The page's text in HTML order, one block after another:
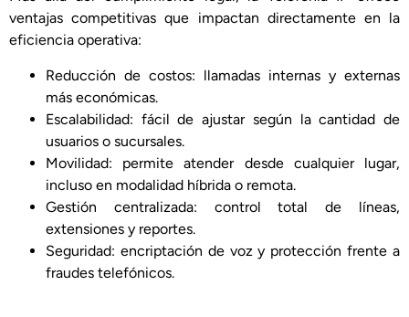
ventajas competitivas que impactan directamente en la
eficiencia operativa:
Reducción de costos: llamadas internas y externas
más económicas.
Escalabilidad: fácil de ajustar según la cantidad de
usuarios o sucursales.
Movilidad: permite atender desde cualquier lugar,
incluso en modalidad híbrida o remota.
Gestión centralizada: control total de líneas,
extensiones y reportes.
Seguridad: encriptación de voz y protección frente a
fraudes telefónicos.